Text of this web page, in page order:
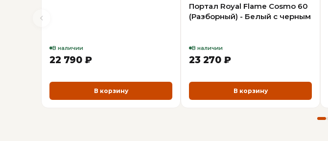
В наличии
22 790 ₽
В корзину
Портал Royal Flame Cosmo 60
(Разборный) - Белый с черным
В наличии
23 270 ₽
В корзину